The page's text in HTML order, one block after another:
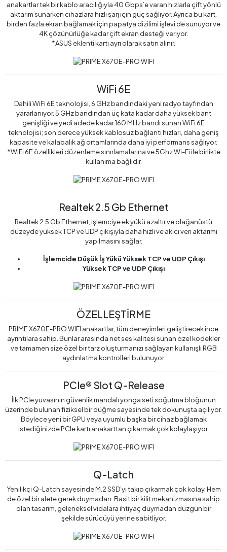
anakartlar tek bir kablo aracılığıyla 40 Gbps’e varan hızlarla çift yönlü
aktarım sunarken cihazlara hızlı şarj için güç sağlıyor. Ayrıca bu kart,
birden fazla ekran bağlamak için papatya dizilimi işlevi de sunuyor ve
4K çözünürlüğe kadar çift ekran desteği veriyor.
*ASUS eklenti kartı ayrı olarak satın alınır.
WiFi 6E
Dahili WiFi 6E teknolojisi, 6 GHz bandındaki yeni radyo tayfından
yararlanıyor. 5 GHz bandından üç kata kadar daha yüksek bant
genişliği ve yedi adede kadar 160 MHz bandı sunan WiFi 6E
teknolojisi; son derece yüksek kablosuz bağlantı hızları, daha geniş
kapasite ve kalabalık ağ ortamlarında daha iyi performans sağlıyor.
*WiFi 6E özellikleri düzenleme sınırlamalarına ve 5Ghz Wi-Fi ile birlikte
kullanıma bağlıdır.
Realtek 2.5 Gb Ethernet
Realtek 2.5 Gb Ethernet, işlemciye ek yükü azaltır ve olağanüstü
düzeyde yüksek TCP ve UDP çıkışıyla daha hızlı ve akıcı veri aktarımı
yapılmasını sağlar.
İşlemcide Düşük İş Yükü Yüksek TCP ve UDP Çıkışı
Yüksek TCP ve UDP Çıkışı
ÖZELLEŞTİRME
PRIME X670E-PRO WIFI anakartlar, tüm deneyimleri geliştirecek ince
ayrıntılara sahip. Bunlar arasında net ses kalitesi sunan özel kodekler
ve tamamen size özel bir tarz oluşturmanızı sağlayan kullanışlı RGB
aydınlatma kontrolleri bulunuyor.
PCIe® Slot Q-Release
İlk PCIe yuvasının güvenlik mandalı yonga seti soğutma bloğunun
üzerinde bulunan fiziksel bir düğme sayesinde tek dokunuşta açılıyor.
Böylece yeni bir GPU veya uyumlu başka bir cihaz bağlamak
istediğinizde PCIe kartı anakarttan çıkarmak çok kolaylaşıyor.
Q-Latch
Yenilikçi Q-Latch sayesinde M.2 SSD’yi takıp çıkarmak çok kolay. Hem
de özel bir alete gerek duymadan. Basit bir kilit mekanizmasına sahip
olan tasarım, geleneksel vidalara ihtiyaç duymadan düzgün bir
şekilde sürücüyü yerine sabitliyor.